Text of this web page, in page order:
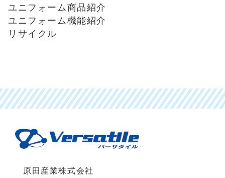
ユニフォーム商品紹介
ユニフォーム機能紹介
リサイクル
原田産業株式会社